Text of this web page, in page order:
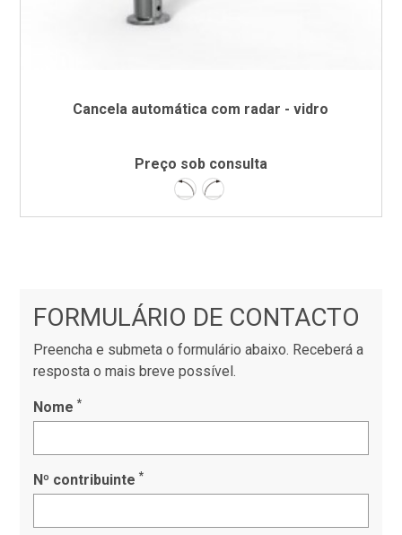
Cancela automática com radar - vidro
Preço sob consulta
Esquerda
Direita
FORMULÁRIO DE CONTACTO
Preencha e submeta o formulário abaixo. Receberá a
resposta o mais breve possível.
Nome*
Nº contribuinte*